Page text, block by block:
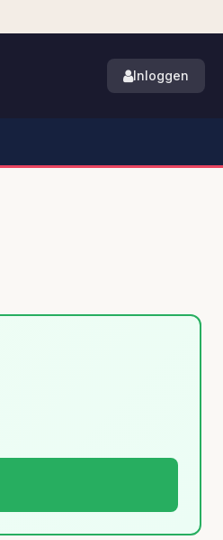
Inloggen